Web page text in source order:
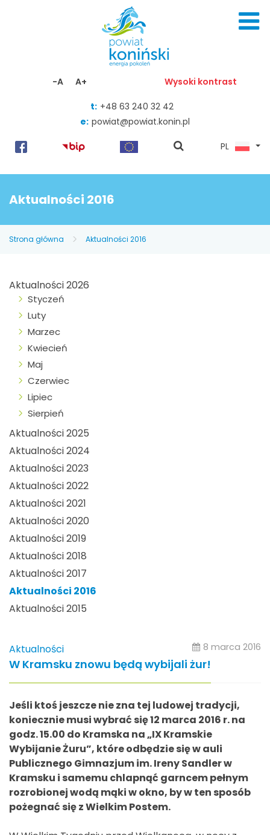
-A A+ Wysoki kontrast
t: +48 63 240 32 42
e: powiat@powiat.konin.pl
pokaż
PL
Aktualności 2016
Strona główna Aktualności 2016
Aktualności 2026
Styczeń
Luty
Marzec
Kwiecień
Maj
Czerwiec
Lipiec
Sierpień
Aktualności 2025
Aktualności 2024
Aktualności 2023
Aktualności 2022
Aktualności 2021
Aktualności 2020
Aktualności 2019
Aktualności 2018
Aktualności 2017
Aktualności 2016
Aktualności 2015
Aktualności 8 marca 2016
W Kramsku znowu będą wybijali żur!
Jeśli ktoś jeszcze nie zna tej ludowej tradycji,
koniecznie musi wybrać się 12 marca 2016 r. na
godz. 15.00 do Kramska na „IX Kramskie
Wybijanie Żuru”, które odbędzie się w auli
Publicznego Gimnazjum im. Ireny Sandler w
Kramsku i samemu chlapnąć garncem pełnym
rozrobionej wodą mąki w okno, by w ten sposób
pożegnać się z Wielkim Postem.